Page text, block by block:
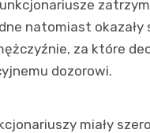
natomiast okazały
za które
dozorowi.
miały